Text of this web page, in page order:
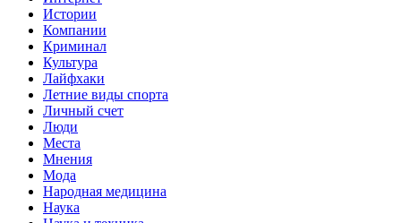
Истории
Компании
Криминал
Культура
Лайфхаки
Летние виды спорта
Личный счет
Люди
Места
Мнения
Мода
Народная медицина
Наука